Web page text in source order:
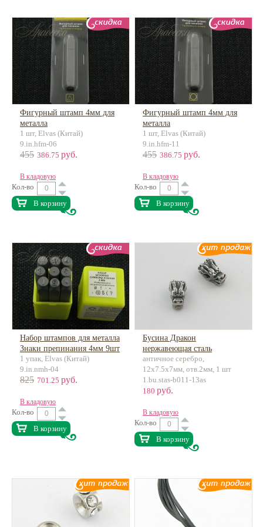
Фигурный штамп 4мм для
металла
1 шт, Elvas (Китай)
9.in.hfm-06
455 386.75 руб.
В кладовую
Кол-во
В корзину
Фигурный штамп 4мм для
металла
1 шт, Elvas (Китай)
9.in.hfm-11
455 386.75 руб.
В кладовую
Кол-во
В корзину
Набор штампов для металла
Знаки препинания 4мм 9шт
1 упак, Elvas (Китай)
9.in.nmh-04
825 701.25 руб.
В кладовую
Кол-во
В корзину
Бусина Дракон
нержавеющая сталь
античное серебро,
12х7.5х7мм, отв.2мм, 1 шт
1.bu.stas-b011-13as
180 руб.
В кладовую
Кол-во
В корзину